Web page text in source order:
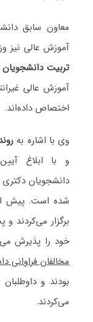
معاون سابق
آموزش عالی نیز وزارت
تربیت
آموزش عالی
اختصاص داده‌اند.
وی با اشاره به
و با ابلاغ
دانشجویان دکتری
شده است. پیش
برگزار می‌کردند
خود را پذیرش
مخالفان فراوانی
بودند و
می‌کردند.